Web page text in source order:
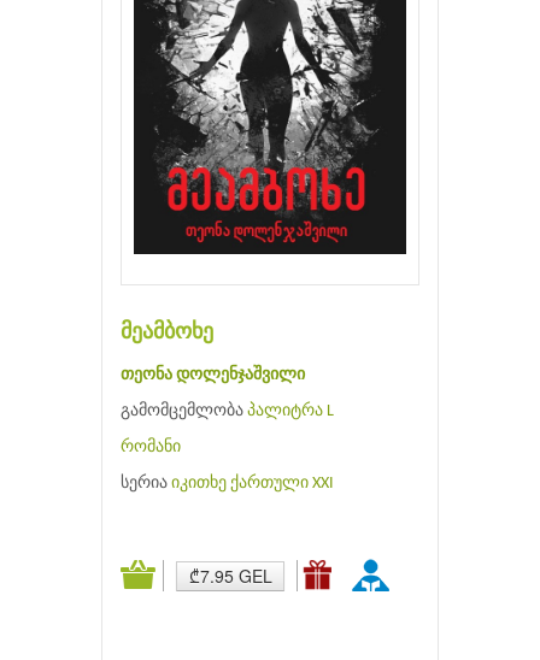
მეამბოხე
თეონა დოლენჯაშვილი
გამომცემლობა პალიტრა L
რომანი
სერია იკითხე ქართული XXI
₾7.95 GEL